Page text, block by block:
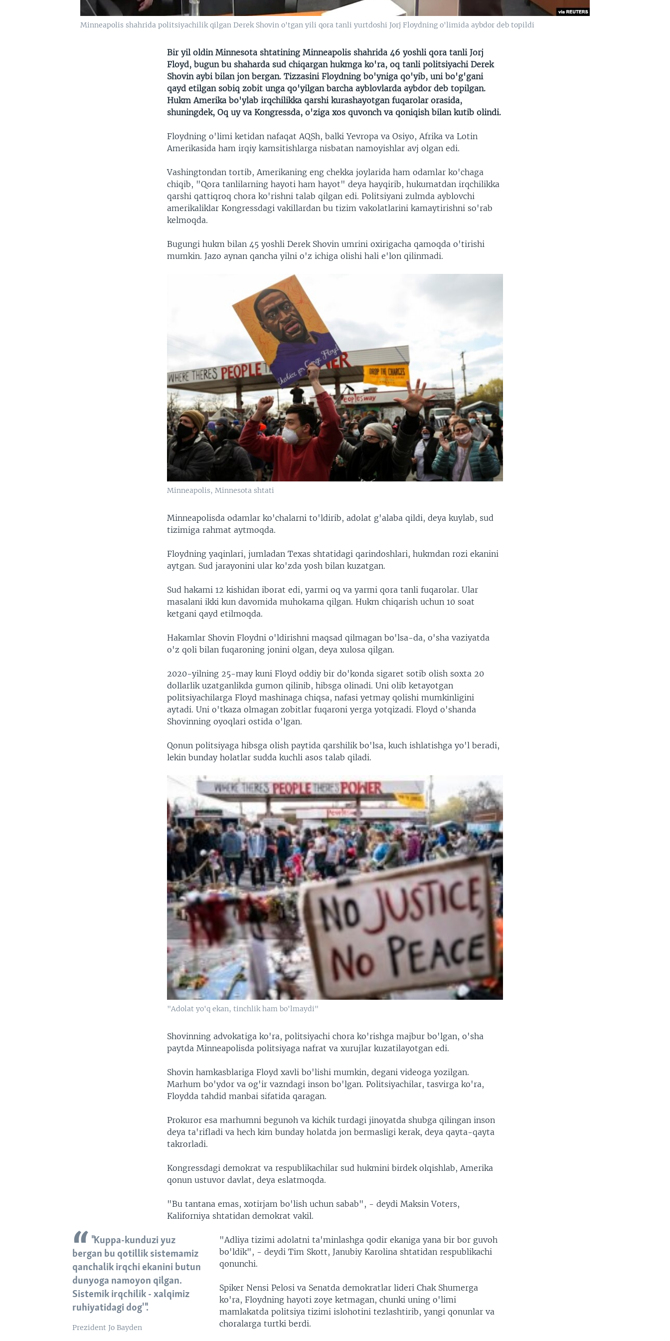
Minneapolis shahrida politsiyachilik qilgan Derek Shovin o'tgan yili qora tanli yurtdoshi Jorj Floydning o'limida aybdor deb topildi
Bir yil oldin Minnesota shtatining Minneapolis shahrida 46 yoshli qora tanli Jorj
Floyd, bugun bu shaharda sud chiqargan hukmga ko'ra, oq tanli politsiyachi Derek
Shovin aybi bilan jon bergan. Tizzasini Floydning bo'yniga qo'yib, uni bo'g'gani
qayd etilgan sobiq zobit unga qo'yilgan barcha ayblovlarda aybdor deb topilgan.
Hukm Amerika bo'ylab irqchilikka qarshi kurashayotgan fuqarolar orasida,
shuningdek, Oq uy va Kongressda, o'ziga xos quvonch va qoniqish bilan kutib olindi.
Floydning o'limi ketidan nafaqat AQSh, balki Yevropa va Osiyo, Afrika va Lotin
Amerikasida ham irqiy kamsitishlarga nisbatan namoyishlar avj olgan edi.
Vashingtondan tortib, Amerikaning eng chekka joylarida ham odamlar ko'chaga
chiqib, "Qora tanlilarning hayoti ham hayot" deya hayqirib, hukumatdan irqchilikka
qarshi qattiqroq chora ko'rishni talab qilgan edi. Politsiyani zulmda ayblovchi
amerikaliklar Kongressdagi vakillardan bu tizim vakolatlarini kamaytirishni so'rab
kelmoqda.
Bugungi hukm bilan 45 yoshli Derek Shovin umrini oxirigacha qamoqda o'tirishi
mumkin. Jazo aynan qancha yilni o'z ichiga olishi hali e'lon qilinmadi.
Minneapolis, Minnesota shtati
Minneapolisda odamlar ko'chalarni to'ldirib, adolat g'alaba qildi, deya kuylab, sud
tizimiga rahmat aytmoqda.
Floydning yaqinlari, jumladan Texas shtatidagi qarindoshlari, hukmdan rozi ekanini
aytgan. Sud jarayonini ular ko'zda yosh bilan kuzatgan.
Sud hakami 12 kishidan iborat edi, yarmi oq va yarmi qora tanli fuqarolar. Ular
masalani ikki kun davomida muhokama qilgan. Hukm chiqarish uchun 10 soat
ketgani qayd etilmoqda.
Hakamlar Shovin Floydni o'ldirishni maqsad qilmagan bo'lsa-da, o'sha vaziyatda
o'z qoli bilan fuqaroning jonini olgan, deya xulosa qilgan.
2020-yilning 25-may kuni Floyd oddiy bir do'konda sigaret sotib olish soxta 20
dollarlik uzatganlikda gumon qilinib, hibsga olinadi. Uni olib ketayotgan
politsiyachilarga Floyd mashinaga chiqsa, nafasi yetmay qolishi mumkinligini
aytadi. Uni o'tkaza olmagan zobitlar fuqaroni yerga yotqizadi. Floyd o'shanda
Shovinning oyoqlari ostida o'lgan.
Qonun politsiyaga hibsga olish paytida qarshilik bo'lsa, kuch ishlatishga yo'l beradi,
lekin bunday holatlar sudda kuchli asos talab qiladi.
"Adolat yo'q ekan, tinchlik ham bo'lmaydi"
Shovinning advokatiga ko'ra, politsiyachi chora ko'rishga majbur bo'lgan, o'sha
paytda Minneapolisda politsiyaga nafrat va xurujlar kuzatilayotgan edi.
Shovin hamkasblariga Floyd xavli bo'lishi mumkin, degani videoga yozilgan.
Marhum bo'ydor va og'ir vazndagi inson bo'lgan. Politsiyachilar, tasvirga ko'ra,
Floydda tahdid manbai sifatida qaragan.
Prokuror esa marhumni begunoh va kichik turdagi jinoyatda shubga qilingan inson
deya ta'rifladi va hech kim bunday holatda jon bermasligi kerak, deya qayta-qayta
takrorladi.
Kongressdagi demokrat va respublikachilar sud hukmini birdek olqishlab, Amerika
qonun ustuvor davlat, deya eslatmoqda.
"Bu tantana emas, xotirjam bo'lish uchun sabab", - deydi Maksin Voters,
Kaliforniya shtatidan demokrat vakil.
"Kuppa-kunduzi yuz
bergan bu qotillik sistemamiz
qanchalik irqchi ekanini butun
dunyoga namoyon qilgan.
Sistemik irqchilik - xalqimiz
ruhiyatidagi dog'".
Prezident Jo Bayden
"Adliya tizimi adolatni ta'minlashga qodir ekaniga yana bir bor guvoh
bo'ldik", - deydi Tim Skott, Janubiy Karolina shtatidan respublikachi
qonunchi.
Spiker Nensi Pelosi va Senatda demokratlar lideri Chak Shumerga
ko'ra, Floydning hayoti zoye ketmagan, chunki uning o'limi
mamlakatda politsiya tizimi islohotini tezlashtirib, yangi qonunlar va
choralarga turtki berdi.